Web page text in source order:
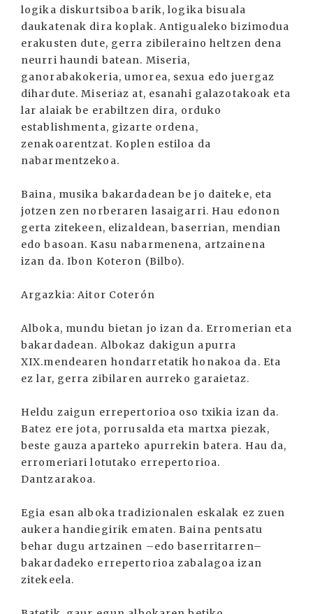
logika diskurtsiboa barik, logika bisuala
daukatenak dira koplak. Antigualeko bizimodua
erakusten dute, gerra zibileraino heltzen dena
neurri haundi batean. Miseria,
ganorabakokeria, umorea, sexua edo juergaz
dihardute. Miseriaz at, esanahi galazotakoak eta
lar alaiak be erabiltzen dira, orduko
establishmenta, gizarte ordena,
zenakoarentzat. Koplen estiloa da
nabarmentzekoa.
Baina, musika bakardadean be jo daiteke, eta
jotzen zen norberaren lasaigarri. Hau edonon
gerta zitekeen, elizaldean, baserrian, mendian
edo basoan. Kasu nabarmenena, artzainena
izan da. Ibon Koteron (Bilbo).
Argazkia: Aitor Coterón
Alboka, mundu bietan jo izan da. Erromerian eta
bakardadean. Albokaz dakigun apurra
XIX.mendearen hondarretatik honakoa da. Eta
ez lar, gerra zibilaren aurreko garaietaz.
Heldu zaigun errepertorioa oso txikia izan da.
Batez ere jota, porrusalda eta martxa piezak,
beste gauza aparteko apurrekin batera. Hau da,
erromeriari lotutako errepertorioa.
Dantzarakoa.
Egia esan alboka tradizionalen eskalak ez zuen
aukera handiegirik ematen. Baina pentsatu
behar dugu artzainen –edo baserritarren–
bakardadeko errepertorioa zabalagoa izan
zitekeela.